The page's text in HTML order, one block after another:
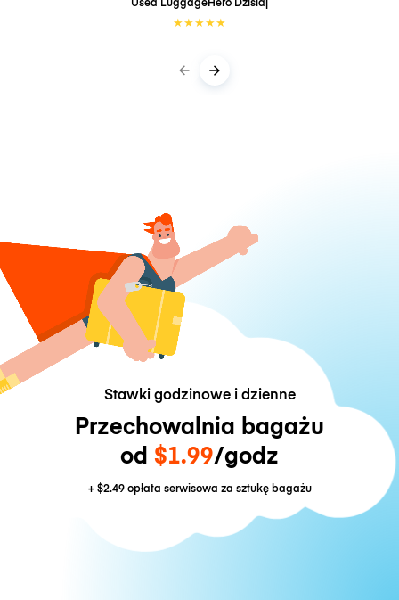
★★★★★
Stawki godzinowe i dzienne
Przechowalnia bagażu
od $1.99/godz
+$2.49opłata serwisowa za sztukę bagażu